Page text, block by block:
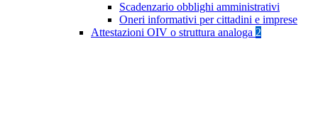
Scadenzario obblighi amministrativi
Oneri informativi per cittadini e imprese
Attestazioni OIV o struttura analoga 2